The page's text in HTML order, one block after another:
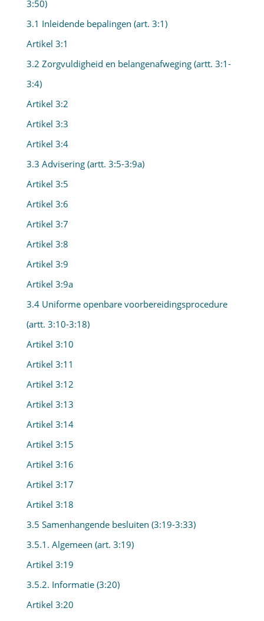
3:50)
3.1 Inleidende bepalingen (art. 3:1)
Artikel 3:1
3.2 Zorgvuldigheid en belangenafweging (artt. 3:1-
3:4)
Artikel 3:2
Artikel 3:3
Artikel 3:4
3.3 Advisering (artt. 3:5-3:9a)
Artikel 3:5
Artikel 3:6
Artikel 3:7
Artikel 3:8
Artikel 3:9
Artikel 3:9a
3.4 Uniforme openbare voorbereidingsprocedure
(artt. 3:10-3:18)
Artikel 3:10
Artikel 3:11
Artikel 3:12
Artikel 3:13
Artikel 3:14
Artikel 3:15
Artikel 3:16
Artikel 3:17
Artikel 3:18
3.5 Samenhangende besluiten (3:19-3:33)
3.5.1. Algemeen (art. 3:19)
Artikel 3:19
3.5.2. Informatie (3:20)
Artikel 3:20